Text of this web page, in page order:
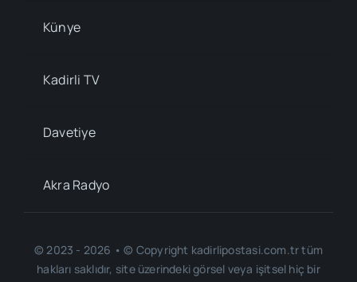
Künye
Kadirli TV
Davetiye
Akra Radyo
© 2023 - 2026 • © Copyright kadirlipostasi.com.tr tüm
hakları saklıdır, site üzerindeki görsel veya işitsel hiç bir